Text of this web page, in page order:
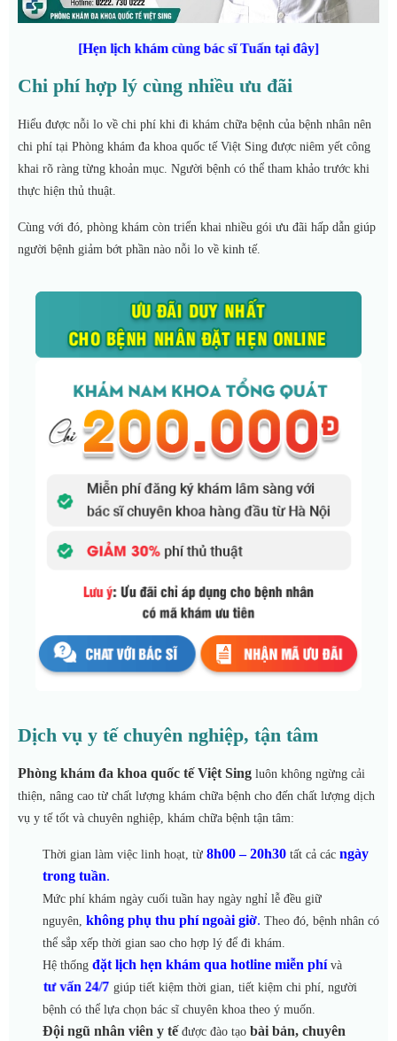
[Hẹn lịch khám cùng bác sĩ Tuấn tại đây]
Chi phí hợp lý cùng nhiều ưu đãi
Hiểu được nỗi lo về chi phí khi đi khám chữa bệnh của bệnh nhân nên
chi phí tại Phòng khám đa khoa quốc tế Việt Sing được niêm yết công
khai rõ ràng từng khoản mục. Người bệnh có thể tham khảo trước khi
thực hiện thủ thuật.
Cùng với đó, phòng khám còn triển khai nhiều gói ưu đãi hấp dẫn giúp
người bệnh giảm bớt phần nào nỗi lo về kinh tế.
Dịch vụ y tế chuyên nghiệp, tận tâm
Phòng khám đa khoa quốc tế Việt Sing luôn không ngừng cải
thiện, nâng cao từ chất lượng khám chữa bệnh cho đến chất lượng dịch
vụ y tế tốt và chuyên nghiệp, khám chữa bệnh tận tâm:
Thời gian làm việc linh hoạt, từ 8h00 – 20h30 tất cả các ngày
trong tuần.
Mức phí khám ngày cuối tuần hay ngày nghỉ lễ đều giữ
nguyên, không phụ thu phí ngoài giờ. Theo đó, bệnh nhân có
thể sắp xếp thời gian sao cho hợp lý để đi khám.
Hệ thống đặt lịch hẹn khám qua hotline miễn phí và
tư vấn 24/7 giúp tiết kiệm thời gian, tiết kiệm chi phí, người
bệnh có thể lựa chọn bác sĩ chuyên khoa theo ý muốn.
Đội ngũ nhân viên y tế được đào tạo bài bản, chuyên